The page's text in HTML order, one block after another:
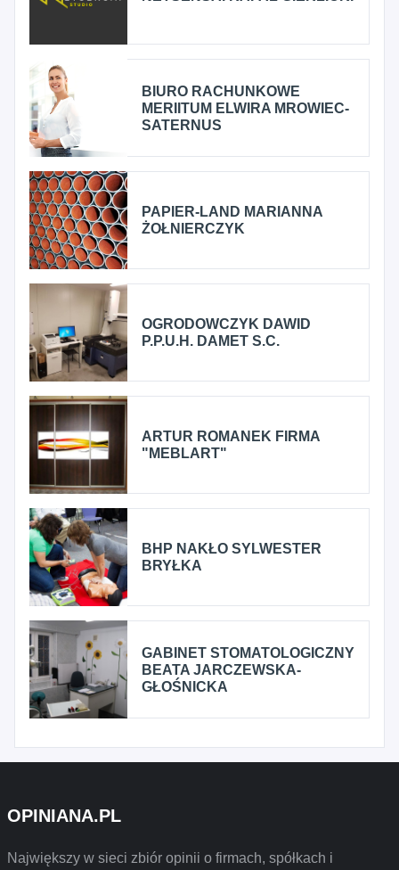
BIURO RACHUNKOWE
MERIITUM ELWIRA MROWIEC-
SATERNUS
PAPIER-LAND MARIANNA
ŻOŁNIERCZYK
OGRODOWCZYK DAWID
P.P.U.H. DAMET S.C.
ARTUR ROMANEK FIRMA
"MEBLART"
BHP NAKŁO SYLWESTER
BRYŁKA
GABINET STOMATOLOGICZNY
BEATA JARCZEWSKA-
GŁOŚNICKA
OPINIANA.PL
Największy w sieci zbiór opinii o firmach, spółkach i